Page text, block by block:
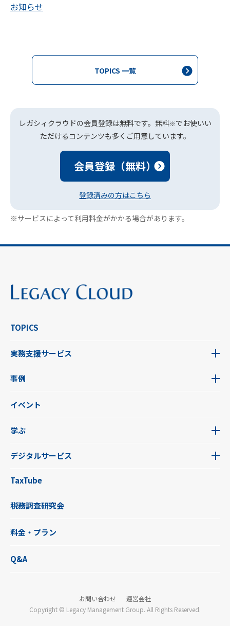
お知らせ
TOPICS 一覧
レガシィクラウドの会員登録は無料です。無料※でお使いい
ただけるコンテンツも多くご用意しています。
会員登録（無料）
登録済みの方はこちら
※サービスによって利用料金がかかる場合があります。
TOPICS
実務支援サービス
事例
イベント
学ぶ
デジタルサービス
TaxTube
税務調査研究会
料金・プラン
Q&A
お問い合わせ
運営会社
Copyright © Legacy Management Group. All Rights Reserved.